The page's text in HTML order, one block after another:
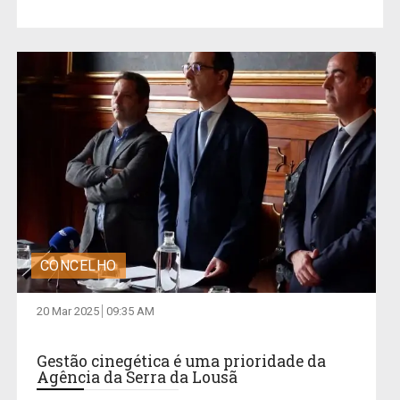
CONCELHO
20 Mar 2025 09:35 AM
Gestão cinegética é uma prioridade da
Agência da Serra da Lousã